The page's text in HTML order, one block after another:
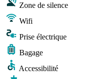
Zone de silence
Wifi
Prise électrique
Bagage
Accessibilité